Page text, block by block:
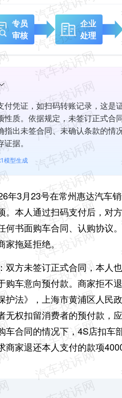
专员
审核
企业
处理
付凭证，如扫码转账记录，这是
性质。依据规定，未签订正式合
指出未签合同、未确认条款的情
据。
模型生成
年3月23号在常州惠达汽车
。本人通过扫码支付后，对
何书面购车合同、认购协议
拖延拒绝。
双方未签订正式合同，本人
购车意向预付款。商家拒不
护法》，上海市黄浦区人民
无权扣留消费者的预付款，
车合同的情况下，4S店扣车
商家退还本人支付的款项4000